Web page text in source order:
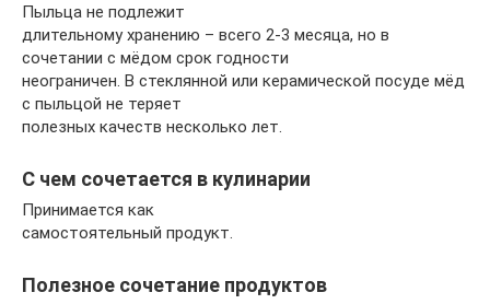
Пыльца не подлежит
длительному хранению – всего 2-3 месяца, но в
сочетании с мёдом срок годности
неограничен. В стеклянной или керамической посуде мёд
с пыльцой не теряет
полезных качеств несколько лет.
С чем сочетается в кулинарии
Принимается как
самостоятельный продукт.
Полезное сочетание продуктов